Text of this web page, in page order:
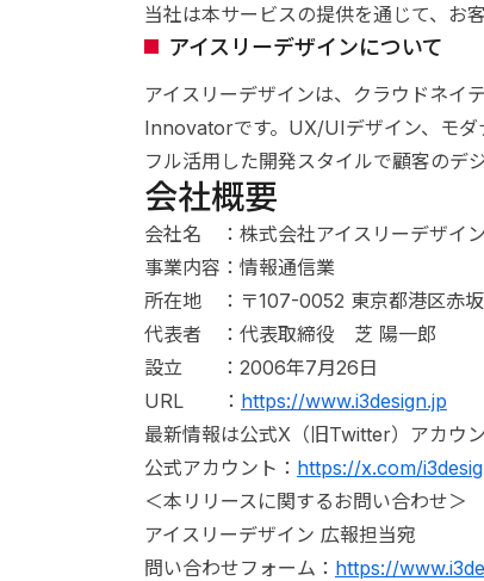
当社は本サービスの提供を通じて、お
アイスリーデザインについて
アイスリーデザインは、クラウドネイ
Innovatorです。UX/UIデザイン、モダ
フル活用した開発スタイルで顧客のデ
会社概要
会社名 ：株式会社アイスリーデザイン
事業内容：情報通信業
所在地 ：〒107-0052 東京都港区赤
代表者 ：代表取締役 芝 陽一郎
設立 ：2006年7月26日
URL ： https://www.i3design.jp
最新情報は公式X（旧Twitter）アカウン
公式アカウント： https://x.com/
＜本リリースに関するお問い合わせ＞
アイスリーデザイン 広報担当宛
問い合わせフォーム： https://